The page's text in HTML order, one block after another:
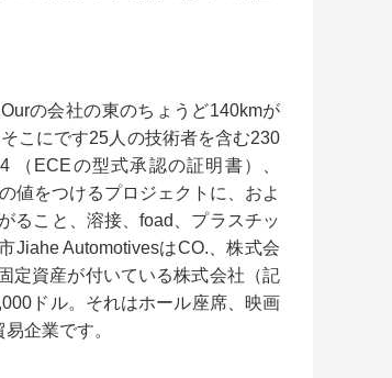
の会社の東のちょうど140kmが
こにです25人の技術者を含む230
（ECEの型式承認の証明書）、
値をつけるプロジェクトに、およ
ること、溶接、foad、プラスチッ
Jiahe AutomotivesはCO.、株式会
定資産が付いている株式会社（記
ドル。それはホール座席、映画
企業です。